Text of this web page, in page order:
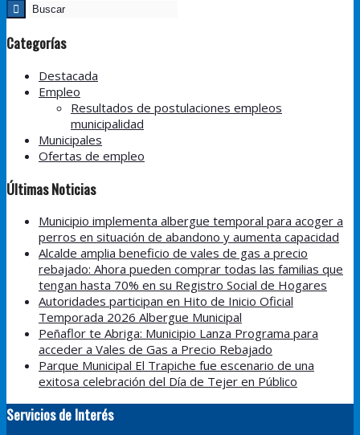
Categorías
Destacada
Empleo
Resultados de postulaciones empleos
municipalidad
Municipales
Ofertas de empleo
Últimas Noticias
Municipio implementa albergue temporal para acoger a
perros en situación de abandono y aumenta capacidad
Alcalde amplia beneficio de vales de gas a precio
rebajado: Ahora pueden comprar todas las familias que
tengan hasta 70% en su Registro Social de Hogares
Autoridades participan en Hito de Inicio Oficial
Temporada 2026 Albergue Municipal
Peñaflor te Abriga: Municipio Lanza Programa para
acceder a Vales de Gas a Precio Rebajado
Parque Municipal El Trapiche fue escenario de una
exitosa celebración del Día de Tejer en Público
Servicios de Interés